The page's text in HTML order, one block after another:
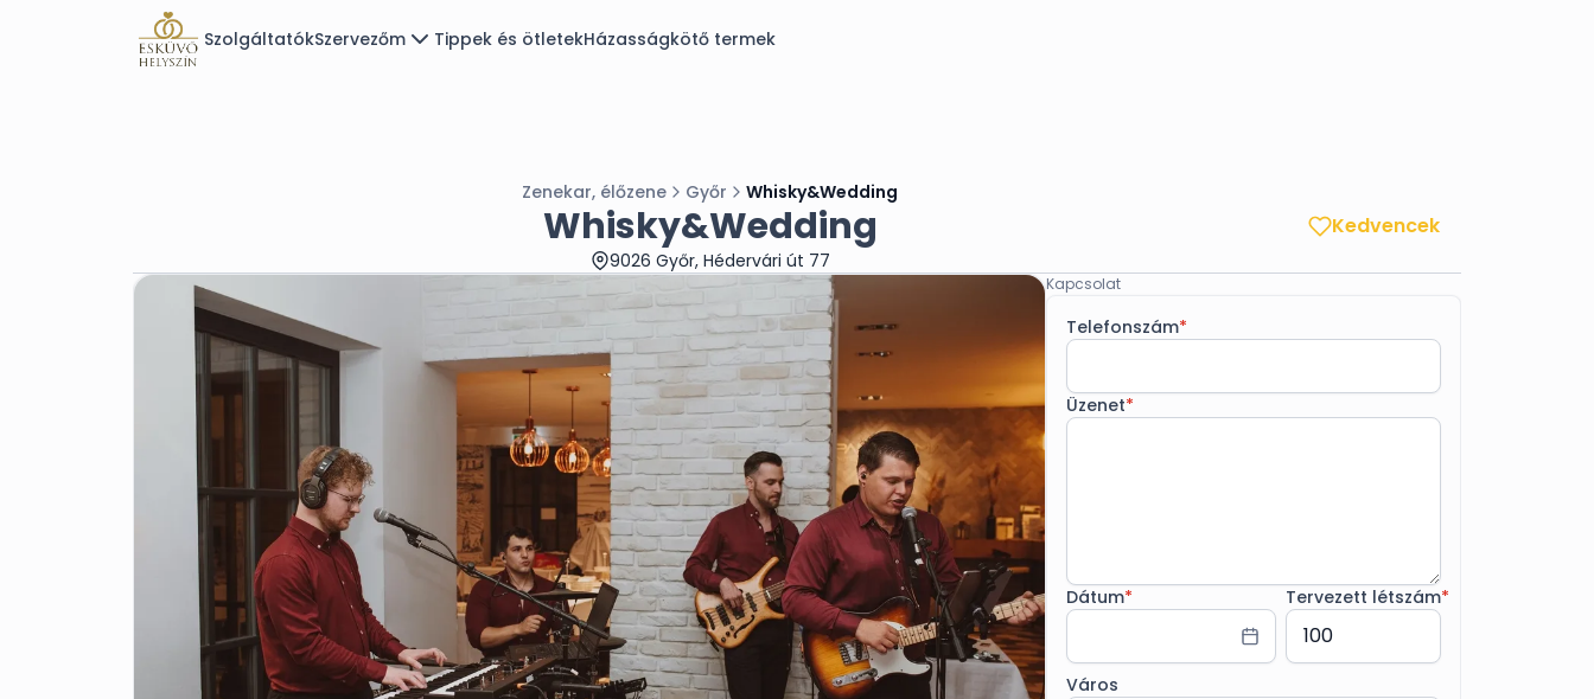
SzolgáltatókSzervezőm Tippek és ötletekHázasságkötő termek
Zenekar, élőzene Győr Whisky&Wedding
Whisky&Wedding
9026 Győr, Hédervári út 77
Kedvencek
Kapcsolat
Telefonszám*
Üzenet*
Dátum* Tervezett létszám*
Város